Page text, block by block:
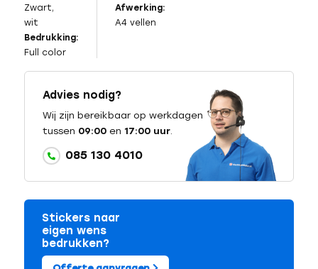
Zwart,
wit
Bedrukking:
Full color
Afwerking:
A4 vellen
Advies nodig?
Wij zijn bereikbaar op werkdagen
tussen 09:00en 17:00 uur.
085 130 4010
Stickers naar
eigen wens
bedrukken?